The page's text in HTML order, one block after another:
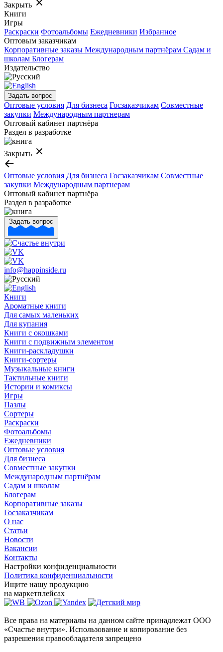
Закрыть
Книги
Игры
Раскраски Фотоальбомы Ежедневники Избранное
Оптовым заказчикам
Корпоративные заказы Международным партнёрам Садам и
школам Блогерам
Издательство
Задать вопрос
Оптовые условия Для бизнеса Госзаказчикам Совместные
закупки Международным партнерам
Оптовый кабинет партнёра
Раздел в разработке
Закрыть
Оптовые условия Для бизнеса Госзаказчикам Совместные
закупки Международным партнерам
Оптовый кабинет партнёра
Раздел в разработке
Задать вопрос
info@happinside.ru
Книги
Ароматные книги
Для самых маленьких
Для купания
Книги с окошками
Книги с подвижным элементом
Книги-раскладушки
Книги-сортеры
Музыкальные книги
Тактильные книги
Истории и комиксы
Игры
Пазлы
Сортеры
Раскраски
Фотоальбомы
Ежедневники
Оптовые условия
Для бизнеса
Совместные закупки
Международным партнёрам
Садам и школам
Блогерам
Корпоративные заказы
Госзаказчикам
О нас
Статьи
Новости
Вакансии
Контакты
Настройки конфиденциальности
Политика конфиденциальности
Ищите нашу продукцию
на маркетплейсах
Все права на материалы на данном сайте принадлежат ООО
«Счастье внутри». Использование и копирование без
разрешения правообладателя запрещено